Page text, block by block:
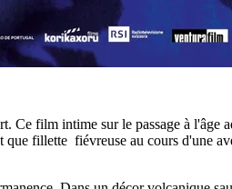
Ce film intime sur le passage à l'âge
fillette fiévreuse au cours d'une